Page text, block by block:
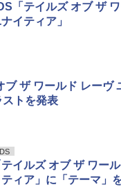
「テイルズ オブ ザ
イティア」
ザ ワールド レーヴ
トを発表
テイルズ オブ ザ ワー
ティア」に「テーマ」